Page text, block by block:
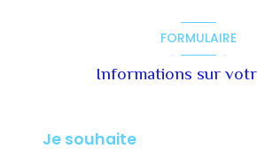
J'obtiens une estimation
FORMULAIRE
Informations sur
Je souhaite